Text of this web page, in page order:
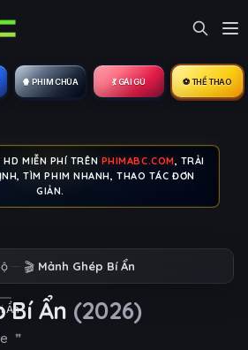
🍿 PHIM CHÙA 💃 GÁI GÚ ⚽ THỂ THAO
MIỄN PHÍ TRÊN PHIMABC.COM, TRẢI
TÌM PHIM NHANH, THAO TÁC ĐƠN
GIẢN.
🎬 Mảnh Ghép Bí Ẩn
Bí Ẩn (2026)